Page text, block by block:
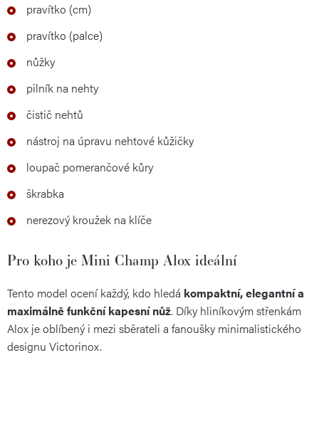
pravítko (cm)
pravítko (palce)
nůžky
pilník na nehty
čistič nehtů
nástroj na úpravu nehtové kůžičky
loupač pomerančové kůry
škrabka
nerezový kroužek na klíče
Pro koho je Mini Champ Alox ideální
Tento model ocení každý, kdo hledá kompaktní, elegantní a
maximálně funkční kapesní nůž. Díky hliníkovým střenkám
Alox je oblíbený i mezi sběrateli a fanoušky minimalistického
designu Victorinox.